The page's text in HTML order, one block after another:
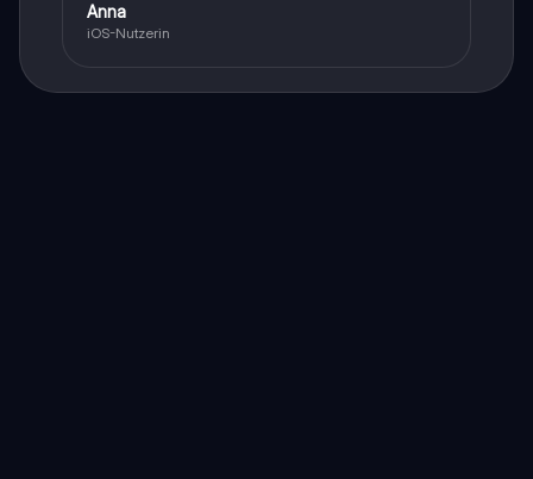
Anna
iOS-Nutzerin